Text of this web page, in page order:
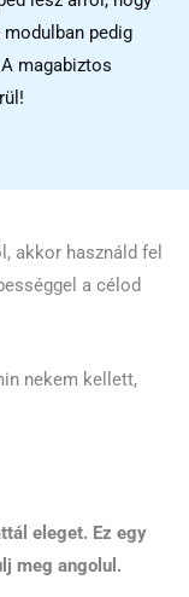
pedig
magabiztos
akkor használd fel
a célod
nekem kellett,
eleget. Ez egy
meg angolul.